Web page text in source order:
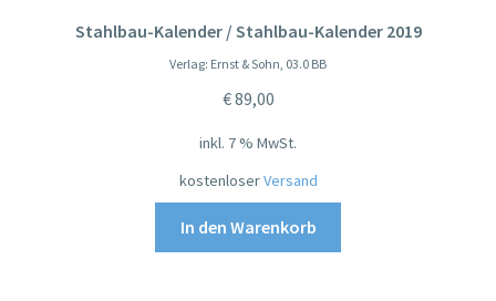
Stahlbau-Kalender / Stahlbau-Kalender 2019
Verlag: Ernst & Sohn, 03.0 BB
€89,00
inkl. 7 % MwSt.
kostenloserVersand
In den Warenkorb